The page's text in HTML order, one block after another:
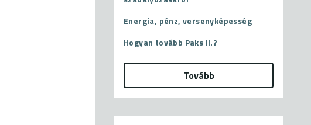
Energia, pénz, versenyképesség
Hogyan tovább Paks II.?
Tovább